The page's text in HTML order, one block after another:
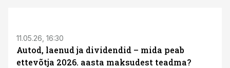
11.05.26, 16:30
Autod, laenud ja dividendid – mida peab
ettevõtja 2026. aasta maksudest teadma?